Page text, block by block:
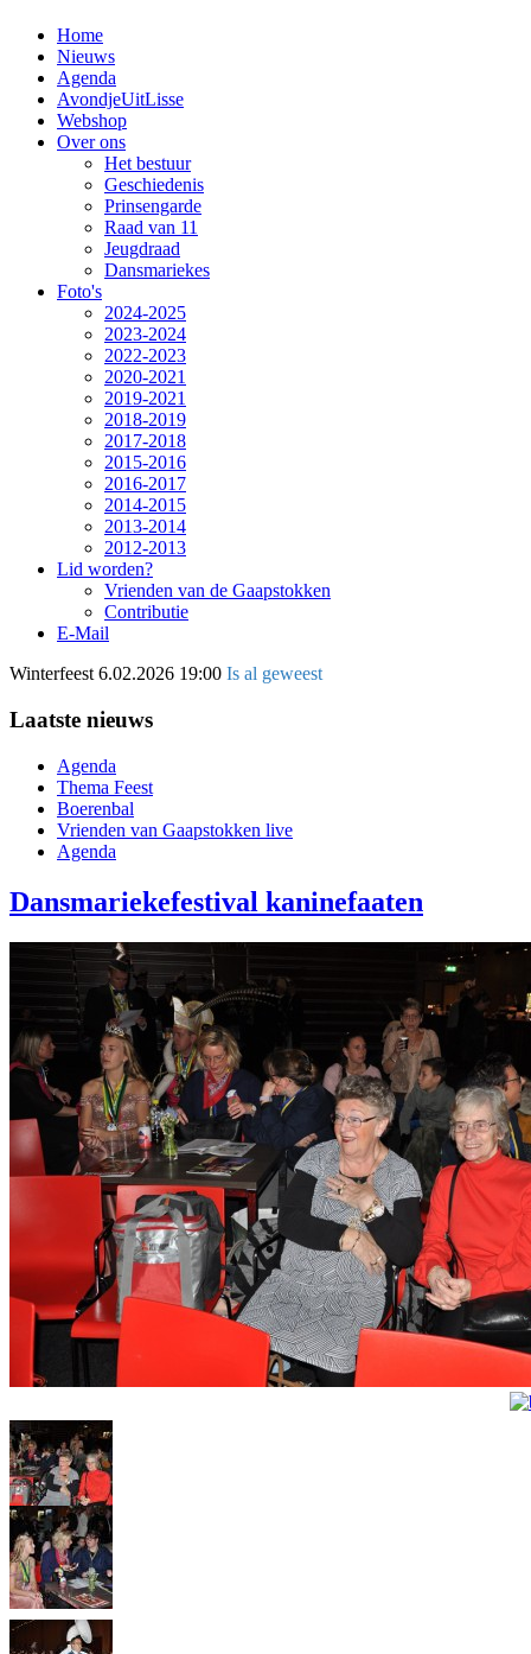
Home
Nieuws
Agenda
AvondjeUitLisse
Webshop
Over ons
Het bestuur
Geschiedenis
Prinsengarde
Raad van 11
Jeugdraad
Dansmariekes
Foto's
2024-2025
2023-2024
2022-2023
2020-2021
2019-2021
2018-2019
2017-2018
2015-2016
2016-2017
2014-2015
2013-2014
2012-2013
Lid worden?
Vrienden van de Gaapstokken
Contributie
E-Mail
Winterfeest 6.02.2026 19:00 Is al geweest
Laatste nieuws
Agenda
Thema Feest
Boerenbal
Vrienden van Gaapstokken live
Agenda
Dansmariekefestival kaninefaaten